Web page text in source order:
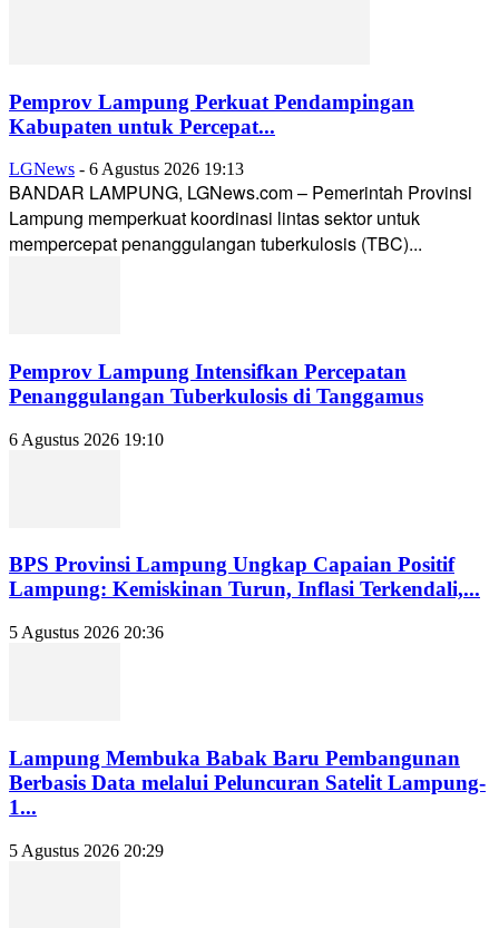
Pemprov Lampung Perkuat Pendampingan
Kabupaten untuk Percepat...
LGNews - 6 Agustus 2026 19:13
BANDAR LAMPUNG, LGNews.com – Pemerintah Provinsi
Lampung memperkuat koordinasi lintas sektor untuk
mempercepat penanggulangan tuberkulosis (TBC)...
Pemprov Lampung Intensifkan Percepatan
Penanggulangan Tuberkulosis di Tanggamus
6 Agustus 2026 19:10
BPS Provinsi Lampung Ungkap Capaian Positif
Lampung: Kemiskinan Turun, Inflasi Terkendali,...
5 Agustus 2026 20:36
Lampung Membuka Babak Baru Pembangunan
Berbasis Data melalui Peluncuran Satelit Lampung-
1...
5 Agustus 2026 20:29